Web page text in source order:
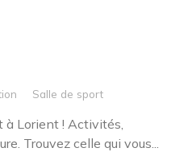
Salle de sport
à Lorient ! Activités,
Trouvez celle qui vous...